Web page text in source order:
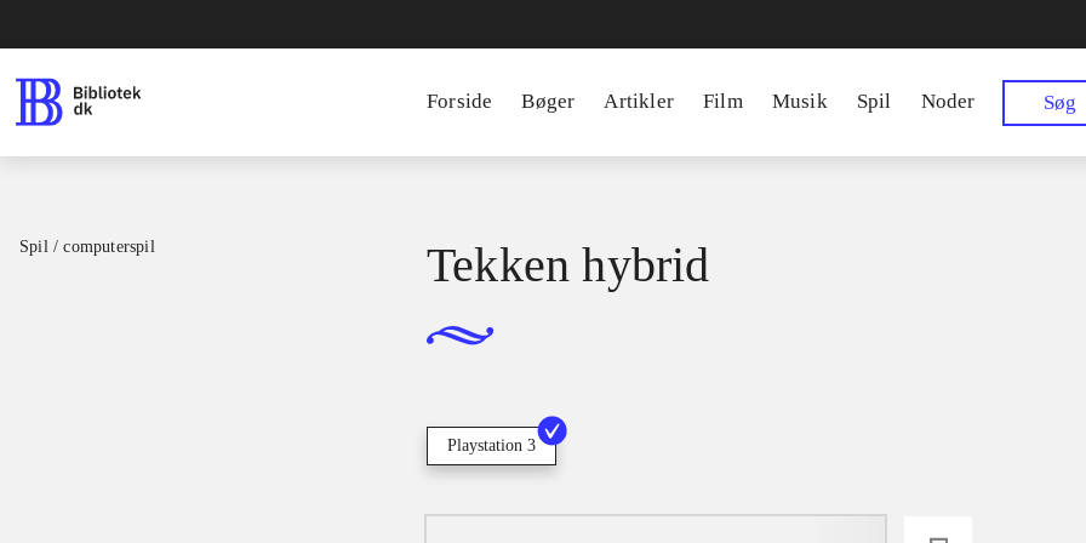
Forside Bøger Artikler Film Musik Spil Noder Søg
Spil / computerspil Tekken hybrid
Playstation 3